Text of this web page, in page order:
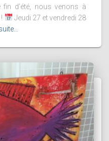
d’été, nous venons à
Jeudi 27 et vendredi 28